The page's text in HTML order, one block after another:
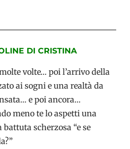
DI CRISTINA
volte… poi l’arrivo della
ai sogni e una realtà da
e poi ancora…
meno te lo aspetti una
scherzosa “e se